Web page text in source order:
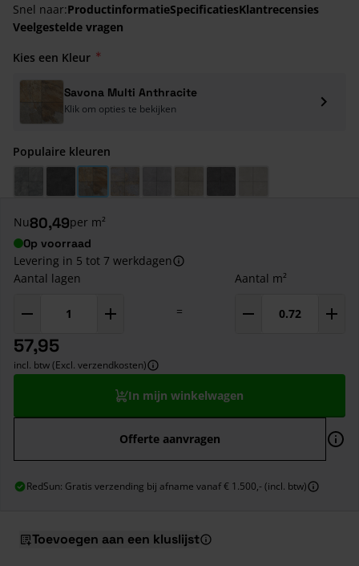
Snel naar:ProductinformatieSpecificatiesKlantrecensies
Veelgestelde vragen
Kies een Kleur
Savona Multi Anthracite
Klik om opties te bekijken
Populaire kleuren
Nu80,49per m²
Op voorraad
Levering in 5 tot 7 werkdagen
Aantal lagen
=
Aantal m²
57,95
incl. btw (Excl. verzendkosten)
In mijn winkelwagen
Offerte aanvragen
RedSun: Gratis verzending bij afname vanaf € 1.500,- (incl. btw)
Toevoegen aan een kluslijst